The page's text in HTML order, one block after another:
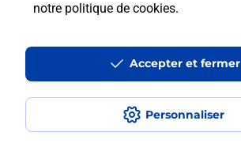
notre politique de cookies.
Personnaliser
Accepter et fermer
Accessibilité : partiellement conforme
Conditions contractuelles
Mentions légales